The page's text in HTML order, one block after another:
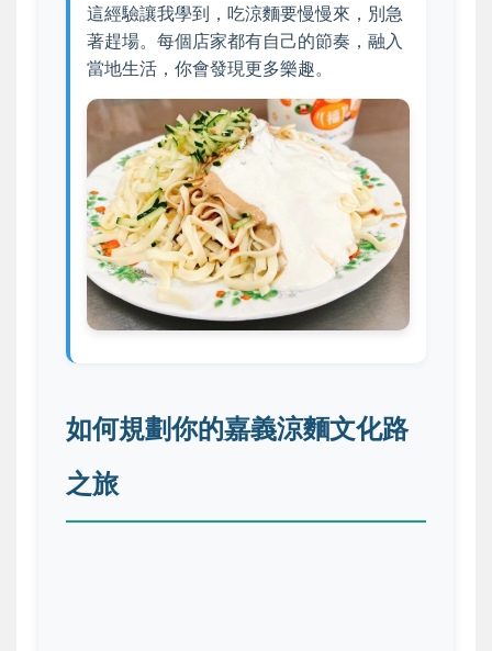
這經驗讓我學到，吃涼麵要慢慢來，別急
著趕場。每個店家都有自己的節奏，融入
當地生活，你會發現更多樂趣。
如何規劃你的嘉義涼麵文化路
之旅